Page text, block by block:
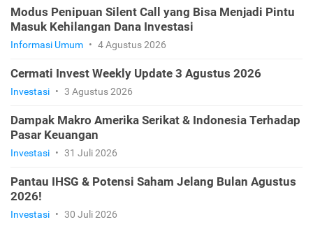
Modus Penipuan Silent Call yang Bisa Menjadi Pintu
Masuk Kehilangan Dana Investasi
Informasi Umum • 4 Agustus 2026
Cermati Invest Weekly Update 3 Agustus 2026
Investasi • 3 Agustus 2026
Dampak Makro Amerika Serikat & Indonesia Terhadap
Pasar Keuangan
Investasi • 31 Juli 2026
Pantau IHSG & Potensi Saham Jelang Bulan Agustus
2026!
Investasi • 30 Juli 2026